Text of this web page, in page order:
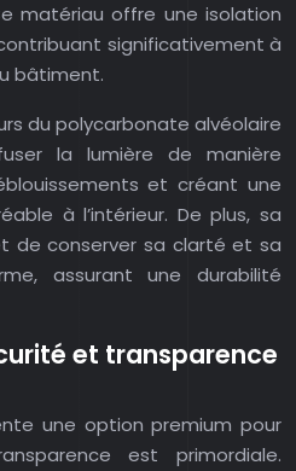
matériau offre une isolation
significativement à
bâtiment.
du polycarbonate alvéolaire
la lumière de manière
et créant une
à l’intérieur. De plus, sa
de conserver sa clarté et sa
assurant une durabilité
et transparence
une option premium pour
est primordiale.